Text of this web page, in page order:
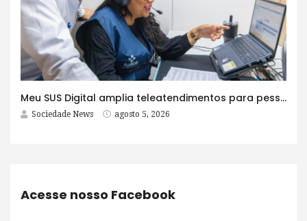
Meu SUS Digital amplia teleatendimentos para pessoas com problemas com jogos e apostas
Sociedade News agosto 5, 2026
Acesse nosso Facebook